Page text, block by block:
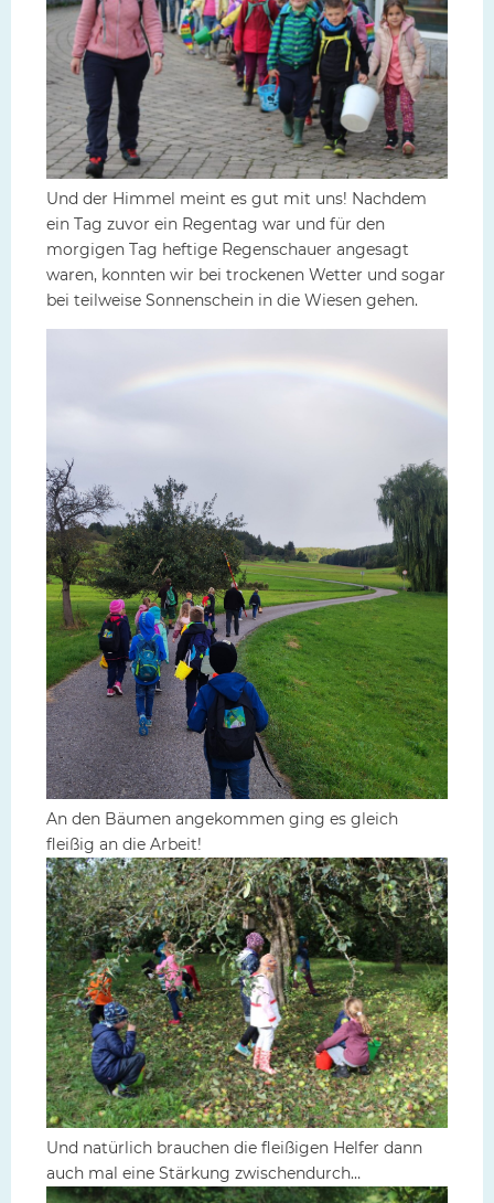
Und der Himmel meint es gut mit uns! Nachdem
ein Tag zuvor ein Regentag war und für den
morgigen Tag heftige Regenschauer angesagt
waren, konnten wir bei trockenen Wetter und sogar
bei teilweise Sonnenschein in die Wiesen gehen.
An den Bäumen angekommen ging es gleich
fleißig an die Arbeit!
Und natürlich brauchen die fleißigen Helfer dann
auch mal eine Stärkung zwischendurch…